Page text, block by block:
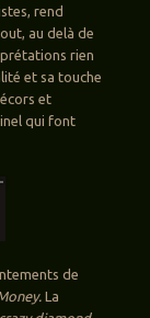
rend
au delà de
rien
et sa touche
et
qui font
de
La